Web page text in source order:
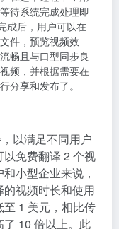
待系统完成处理即
成后，用户可以在
件，预览视频效
畅且与口型同步良
频，并根据需要在
分享和发布了。
以满足不同用户
免费翻译 2 个视
小型企业来说，
视频时长和使用
1 美元，相比传
10 倍以上。此